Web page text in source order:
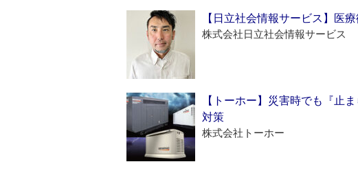
【日立社会情報サービス】医
株式会社日立社会情報サービス
【トーホー】災害時でも『止
対策
株式会社トーホー